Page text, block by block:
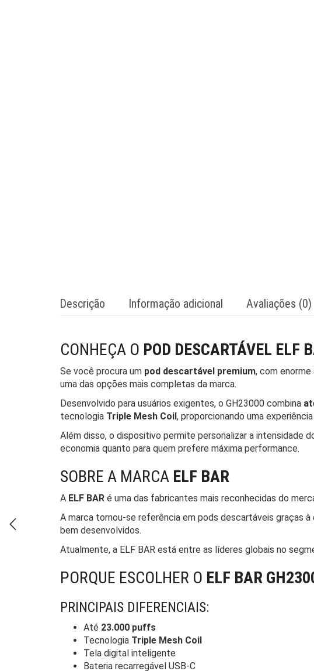
Descrição Informação adicional Avaliações (0)
CONHEÇA O POD DESCARTÁVEL ELF
Se você procura um pod descartável premium, com
uma das opções mais completas da marca.
Desenvolvido para usuários exigentes, o GH23000 combina
tecnologia Triple Mesh Coil, proporcionando uma
Além disso, o dispositivo permite personalizar a intensidade
economia quanto para quem prefere máxima performance.
SOBRE A MARCA ELF BAR
A ELF BAR é uma das fabricantes mais reconhecidas do
A marca tornou-se referência em pods descartáveis graças
bem desenvolvidos.
Atualmente, a ELF BAR está entre as líderes globais no
PORQUE ESCOLHER O ELF BAR
PRINCIPAIS DIFERENCIAIS:
Até 23.000 puffs
Tecnologia Triple Mesh Coil
Tela digital inteligente
Bateria recarregável USB-C